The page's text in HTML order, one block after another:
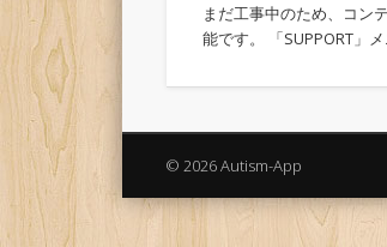
まだ工事中のため、コン
能です。 「SUPPORT」
© 2026 Autism-App